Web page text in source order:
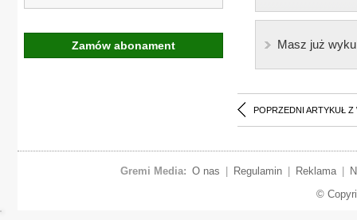
Masz już
POPRZEDNI ARTYKUŁ Z
Zamów abonament
Gremi Media: O nas Regulamin Reklama
©